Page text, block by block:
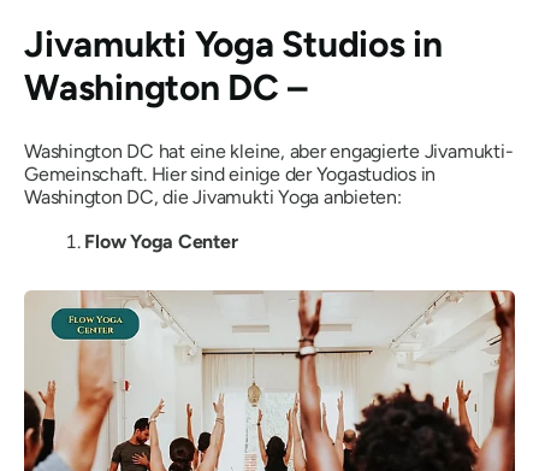
Jivamukti Yoga Studios in
Washington DC –
Washington DC hat eine kleine, aber engagierte Jivamukti-
Gemeinschaft. Hier sind einige der Yogastudios in
Washington DC, die Jivamukti Yoga anbieten:
Flow Yoga Center